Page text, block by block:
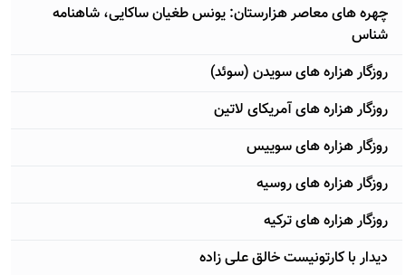
چهره های معاصر هزارستان: یونس طغیان ساکایی، شاهنامه
شناس
روزگار هزاره های سویدن (سوئد)
روزگار هزاره های آمریکای لاتین
روزگار هزاره های سوییس
روزگار هزاره های روسیه
روزگار هزاره های ترکیه
دیدار با کارتونیست خالق علی زاده